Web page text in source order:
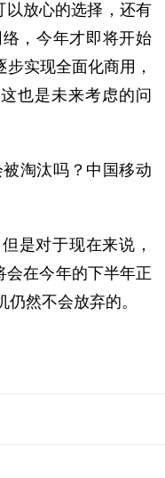
以放心的选择，还有
，今年才即将开始
实现全面化商用，
也是未来考虑的问
是对于现在来说，
会在今年的下半年正
然不会放弃的。